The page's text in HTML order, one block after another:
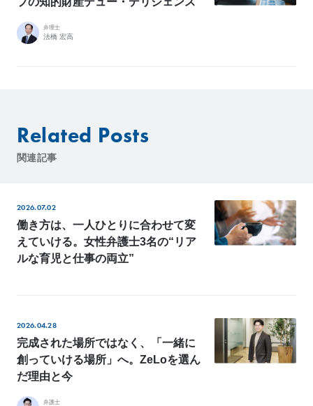
弁理士
法橋 宏高
Related Posts
関連記事
2026.07.02
働き方は、一人ひとりに合わせて変
えていける。女性弁護士3名の“リア
ルな育児と仕事の両立”
2026.04.28
完成された場所ではなく、「一緒に
創っていける場所」へ。ZeLoを選ん
だ理由と今
弁護士